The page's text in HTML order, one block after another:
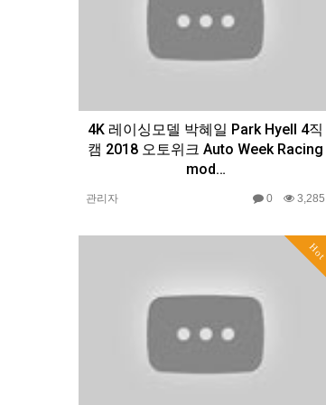
4K 레이싱모델 박혜일 Park HyeIl 4직
캠 2018 오토위크 Auto Week Racing
mod…
관리자 0 3,285
Hot